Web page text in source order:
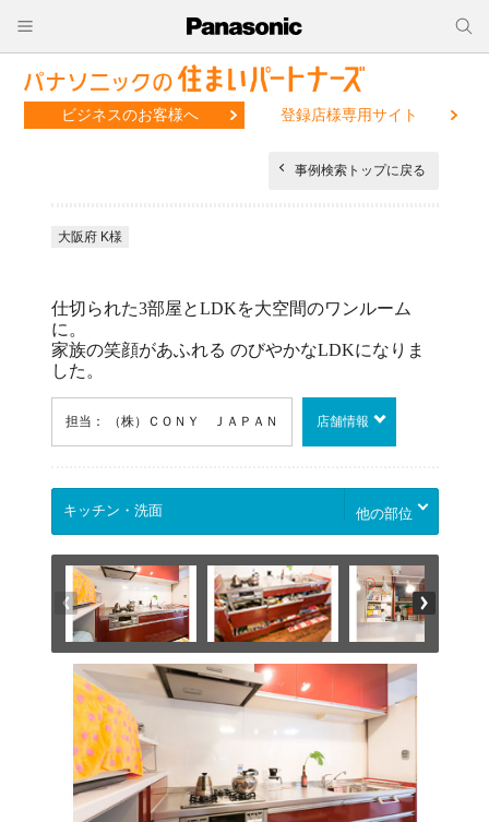
ビジネスのお客様へ 登録店様専用サイト
事例検索トップに戻る
大阪府 K様
仕切られた3部屋とLDKを大空間のワンルーム
に。
家族の笑顔があふれる のびやかなLDKになりま
した。
担当： （株）ＣＯＮＹ ＪＡＰＡＮ 店舗情報
他の部位